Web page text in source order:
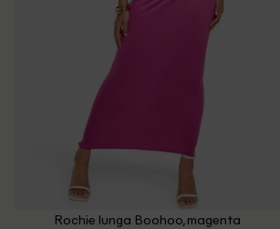
Rochie lunga Boohoo, magenta